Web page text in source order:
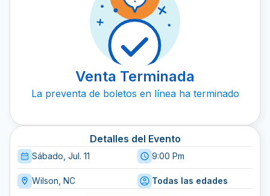
Venta Terminada
La preventa de boletos en línea ha terminado
Detalles del Evento
Sábado, Jul. 11 9:00 Pm
Wilson, NC Todas las edades